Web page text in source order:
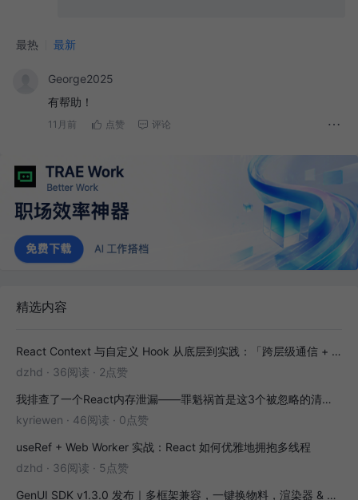
最热 最新
George2025
有帮助！
11月前 点赞 评论
精选内容
React Context 与自定义 Hook 从底层到实践：「跨层级通信 + 副作用封装」全解析
dzhd · 36阅读 · 2点赞
我排查了一个React内存泄漏——罪魁祸首是这3个被忽略的清理函数
kyriewen · 46阅读 · 0点赞
useRef + Web Worker 实战：React 如何优雅地拥抱多线程
dzhd · 36阅读 · 5点赞
GenUI SDK v1.3.0 发布｜多框架兼容，一键换物料，渲染器 & 演练场全面增强！